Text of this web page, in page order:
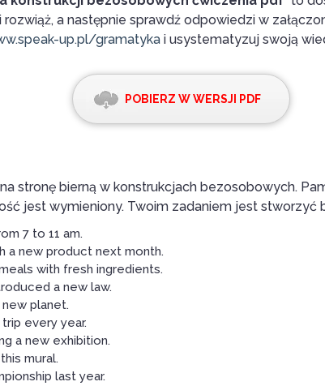
a następnie sprawdź odpowiedzi w
up.pl/gramatykai usystematyzuj swoją
POBIERZ W WERSJI PDF
stronę bierną w konstrukcjach bezosobowych.
jest wymieniony. Twoim zadaniem jest stworzyć
7 to 11 am.
a new product next month.
with fresh ingredients.
a new law.
planet.
every year.
a new exhibition.
mural.
last year.